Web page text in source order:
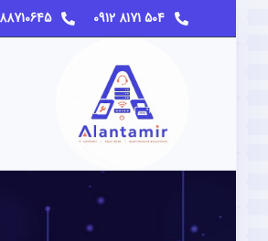
021-88710645